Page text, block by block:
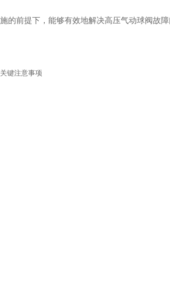
前提下，能够有效地解决高压气动球阀故障
键注意事项